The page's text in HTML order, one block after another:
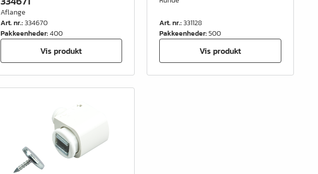
Aflange
Art. nr.:334670
Pakkeenheder:400
Vis produkt
Art. nr.:331128
Pakkeenheder:500
Vis produkt